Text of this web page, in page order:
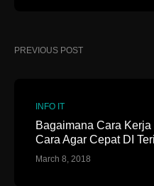
PREVIOUS POST
INFO IT
Bagaimana Cara
Cara Agar Cepat DI
March 8, 2018